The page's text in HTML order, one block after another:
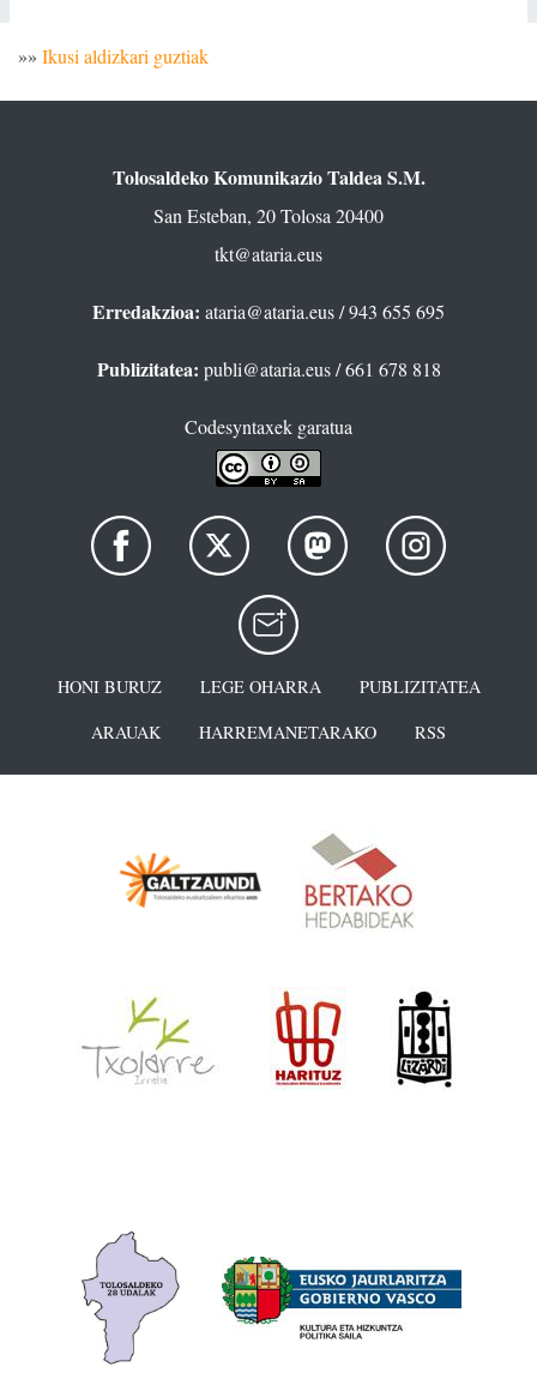
»» Ikusi aldizkari guztiak
Tolosaldeko Komunikazio Taldea S.M.
San Esteban, 20 Tolosa 20400
tkt@ataria.eus
Erredakzioa: ataria@ataria.eus/ 943 655 695
Publizitatea: publi@ataria.eus/ 661 678 818
Codesyntaxek garatua
HONI BURUZ LEGE OHARRA
PUBLIZITATEA
ARAUAK
HARREMANETARAKO RSS